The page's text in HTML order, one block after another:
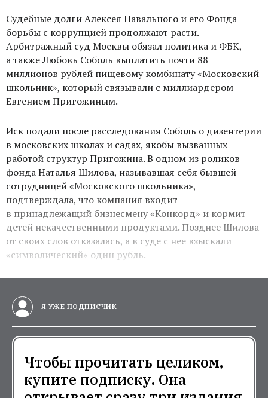
Судебные долги Алексея Навального и его Фонда
борьбы с коррупцией продолжают расти.
Арбитражный суд Москвы обязал политика и ФБК,
а также Любовь Соболь выплатить почти 88
миллионов рублей пищевому комбинату «Московский
школьник», который связывали с миллиардером
Евгением Пригожиным.
Иск подали после расследования Соболь о дизентерии
в московских школах и садах, якобы вызванных
работой структур Пригожина. В одном из роликов
фонда Наталья Шилова, называвшая себя бывшей
сотрудницей «Московского школьника»,
подтверждала, что компания входит
в принадлежащий бизнесмену «Конкорд» и кормит
детей некачественными продуктами. Позднее Шилова
от своих слов отказалась, а в суде с нее взыскали
«символический» один рубль.
Я УЖЕ ПОДПИСЧИК
Чтобы прочитать целиком,
купите подписку. Она